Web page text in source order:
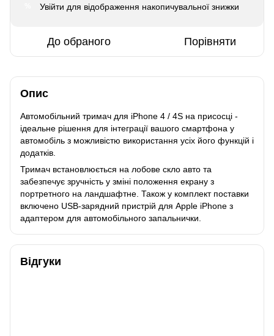
Увійти для відображення накопичувальної знижки
До обраного Порівняти
Опис
Автомобільний тримач для iPhone 4 / 4S на присосці -
ідеальне рішення для інтеграції вашого смартфона у
автомобіль з можливістю використання усіх його функцій і
додатків.
Тримач встановлюється на лобове скло авто та
забезпечує зручність у зміні положення екрану з
портретного на ландшафтне. Також у комплект поставки
включено USB-зарядний пристрій для Apple iPhone з
адаптером для автомобільного запальнички.
Відгуки